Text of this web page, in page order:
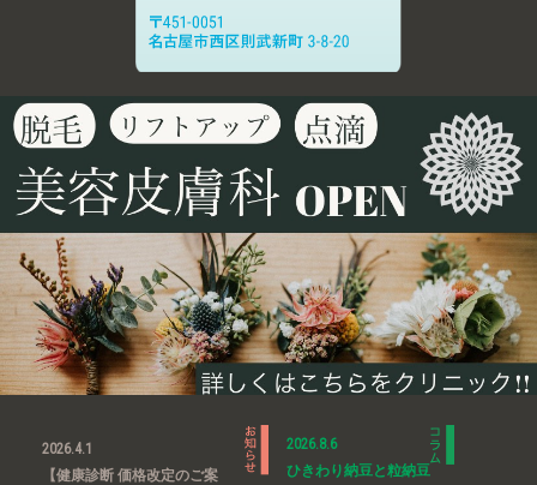
2026.4.1
【健康診断 価格改定のご案
2026.8.6
ひきわり納豆と粒納豆